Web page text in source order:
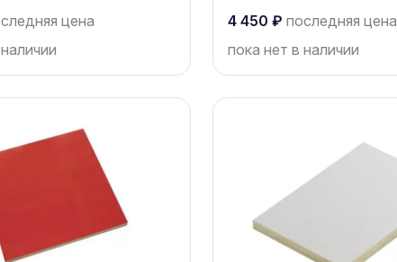
цена
4 450 ₽ последняя цена
пока нет в наличии